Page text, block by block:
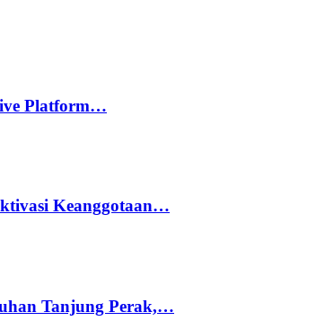
Platform…
Keanggotaan…
Tanjung Perak,…